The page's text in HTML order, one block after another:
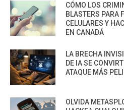
CÓMO LOS
BLASTERS PARA
CELULARES Y
EN CANADÁ
LA BRECHA
DE IA SE
ATAQUE MÁS
OLVIDA